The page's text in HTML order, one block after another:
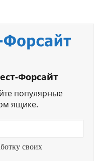
Форсайт
популярные
ящике.
своих